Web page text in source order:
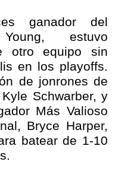
ganador del
estuvo
otro equipo sin
en los playoffs.
de jonrones de
Schwarber, y
Más Valioso
Bryce Harper,
batear de 1-10